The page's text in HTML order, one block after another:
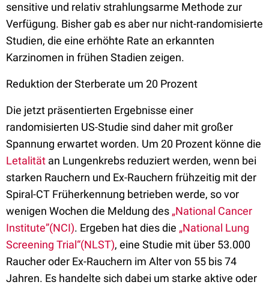
sensitive und relativ strahlungsarme Methode zur
Verfügung. Bisher gab es aber nur nicht-randomisierte
Studien, die eine erhöhte Rate an erkannten
Karzinomen in frühen Stadien zeigen.
Reduktion der Sterberate um 20 Prozent
Die jetzt präsentierten Ergebnisse einer
randomisierten US-Studie sind daher mit großer
Spannung erwartet worden. Um 20 Prozent könne die
Letalität an Lungenkrebs reduziert werden, wenn bei
starken Rauchern und Ex-Rauchern frühzeitig mit der
Spiral-CT Früherkennung betrieben werde, so vor
wenigen Wochen die Meldung des „National Cancer
Institute”(NCI). Ergeben hat dies die „National Lung
Screening Trial“(NLST), eine Studie mit über 53.000
Raucher oder Ex-Rauchern im Alter von 55 bis 74
Jahren. Es handelte sich dabei um starke aktive oder